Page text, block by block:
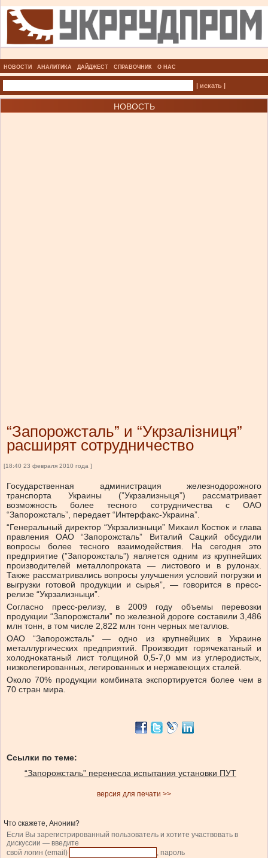
НОВОСТИ АНАЛИТИКА ДАЙДЖЕСТ СПРАВОЧНИК О НАС
| искать |
НОВОСТЬ
“Запорожсталь” и “Укрзалізниця”
расширят сотрудничество
[18:40 23 февраля 2010 года ]
Государственная администрация железнодорожного
транспорта Украины (”Укрзализныця”) рассматривает
возможность более тесного сотрудничества с ОАО
“Запорожсталь”, передает “Интерфакс-Украина”.
“Генеральный директор “Укрзализныци” Михаил Костюк и глава
правления ОАО “Запорожсталь” Виталий Сацкий обсудили
вопросы более тесного взаимодействия. На сегодня это
предприятие (”Запорожсталь”) является одним из крупнейших
производителей металлопроката — листового и в рулонах.
Также рассматривались вопросы улучшения условий погрузки и
выгрузки готовой продукции и сырья”, — говорится в пресс-
релизе “Укрзализныци”.
Согласно пресс-релизу, в 2009 году объемы перевозки
продукции “Запорожстали” по железной дороге составили 3,486
млн тонн, в том числе 2,822 млн тонн черных металлов.
ОАО “Запорожсталь” — одно из крупнейших в Украине
металлургических предприятий. Производит горячекатаный и
холоднокатаный лист толщиной 0,5-7,0 мм из углеродистых,
низколегированных, легированных и нержавеющих сталей.
Около 70% продукции комбината экспортируется более чем в
70 стран мира.
Ссылки по теме:
“Запорожсталь” перенесла испытания установки ПУТ
версия для печати >>
Что скажете, Аноним?
Если Вы зарегистрированный пользователь и хотите участвовать в
дискуссии — введите
свой логин (email)
, пароль